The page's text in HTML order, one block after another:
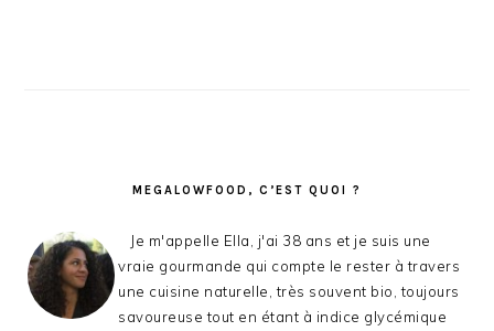
MEGALOWFOOD, C’EST QUOI ?
Je m'appelle Ella, j'ai 38 ans et je suis une
vraie gourmande qui compte le rester à travers
une cuisine naturelle, très souvent bio, toujours
savoureuse tout en étant à indice glycémique